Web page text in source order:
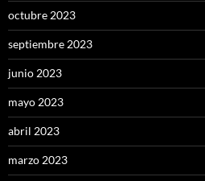
octubre 2023
septiembre 2023
junio 2023
mayo 2023
abril 2023
marzo 2023